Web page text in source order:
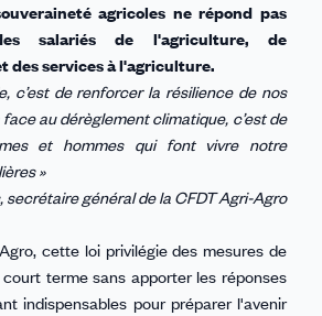
agricoles ne répond pas
salariés de l'agriculture, de
des services à l'agriculture.
c’est de renforcer la résilience de nos
au dérèglement climatique, c’est de
et hommes qui font vivre notre
»
secrétaire général de la CFDT Agri-Agro
cette loi privilégie des mesures de
terme sans apporter les réponses
indispensables pour préparer l'avenir